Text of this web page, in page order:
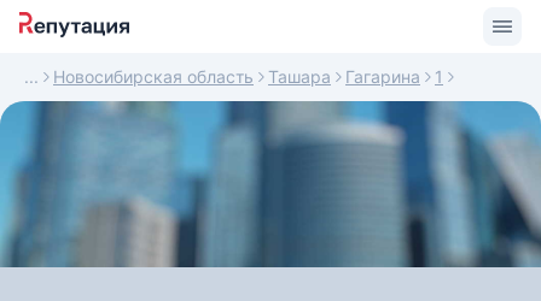
Новосибирская область Ташара Гагарина 1